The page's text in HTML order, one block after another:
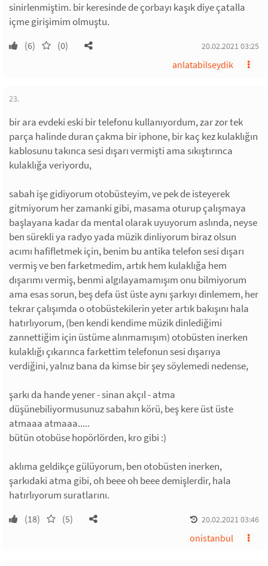
sinirlenmiştim. bir keresinde de çorbayı kaşık diye çatalla
içme girişimim olmuştu.
(6) (0) 20.02.2021 03:25
anlatabilseydik
23.
bir ara evdeki eski bir telefonu kullanıyordum, zar zor tek
parça halinde duran çakma bir iphone, bir kaç kez kulaklığın
kablosunu takınca sesi dışarı vermişti ama sıkıştırınca
kulaklığa veriyordu,
sabah işe gidiyorum otobüsteyim, ve pek de isteyerek
gitmiyorum her zamanki gibi, masama oturup çalışmaya
başlayana kadar da mental olarak uyuyorum aslında, neyse
ben sürekli ya radyo yada müzik dinliyorum biraz olsun
acımı hafifletmek için, benim bu antika telefon sesi dışarı
vermiş ve ben farketmedim, artık hem kulaklığa hem
dışarımı vermiş, benmi algılayamamışım onu bilmiyorum
ama esas sorun, beş defa üst üste aynı şarkıyı dinlemem, her
tekrar çalışımda o otobüstekilerin yeter artık bakışını hala
hatırlıyorum, (ben kendi kendime müzik dinlediğimi
zannettiğim için üstüme alınmamışım) otobüsten inerken
kulaklığı çıkarınca farkettim telefonun sesi dışarıya
verdiğini, yalnız bana da kimse bir şey söylemedi nedense,
şarkı da hande yener - sinan akçıl - atma
düşünebiliyormusunuz sabahın körü, beş kere üst üste
atmaaa atmaaa.....
bütün otobüse hopörlörden, kro gibi :)
aklıma geldikçe gülüyorum, ben otobüsten inerken,
şarkıdaki atma gibi, oh beee oh beee demişlerdir, hala
hatırlıyorum suratlarını.
(18) (5) 20.02.2021 03:46
onistanbul